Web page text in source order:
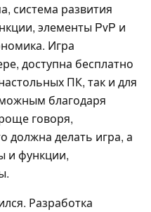
система развития
элементы PvP и
Игра
доступна бесплатно
ПК, так и для
благодаря
говоря,
должна делать игра, а
и функции,
Разработка